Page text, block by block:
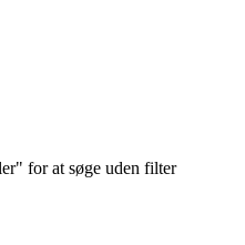
for at søge uden filter